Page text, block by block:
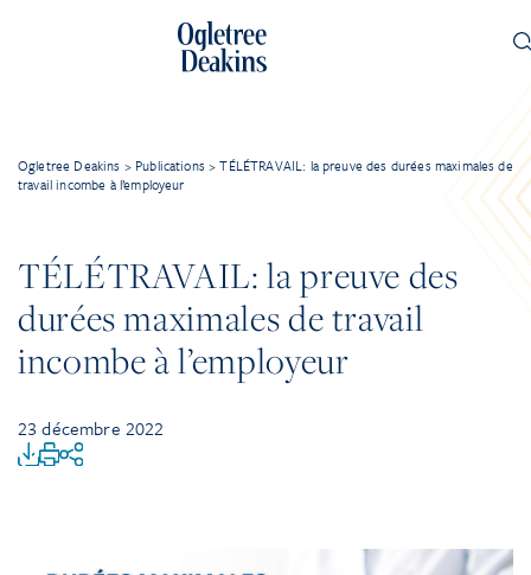
Ogletree Deakins > Publications >TÉLÉTRAVAIL: la preuve des durées maximales de
travail incombe à l’employeur
TÉLÉTRAVAIL: la preuve des
durées maximales de travail
incombe à l’employeur
23 décembre 2022